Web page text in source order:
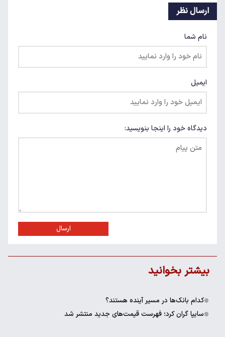
ارسال نظر
نام شما
ایمیل
دیدگاه خود را اینجا بنویسید:
ارسال
بیشتر بخوانید
کدام بانک‌ها در مسیر آینده هستند؟
سایپا گران کرد؛ فهرست قیمت‌های جدید منتشر شد